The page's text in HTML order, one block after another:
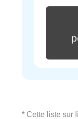
* Cette liste sur